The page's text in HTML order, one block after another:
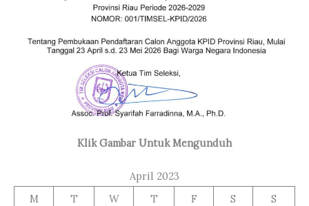
Klik Gambar Untuk Mengunduh
April 2023
M
T W T F S
S